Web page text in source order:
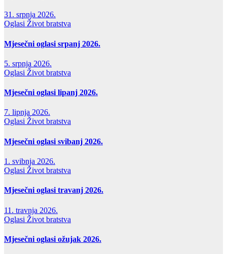
31. srpnja 2026.
Oglasi Život bratstva
Mjesečni oglasi srpanj 2026.
5. srpnja 2026.
Oglasi Život bratstva
Mjesečni oglasi lipanj 2026.
7. lipnja 2026.
Oglasi Život bratstva
Mjesečni oglasi svibanj 2026.
1. svibnja 2026.
Oglasi Život bratstva
Mjesečni oglasi travanj 2026.
11. travnja 2026.
Oglasi Život bratstva
Mjesečni oglasi ožujak 2026.